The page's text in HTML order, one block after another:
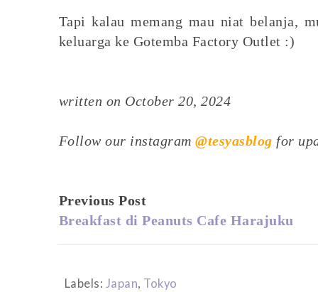
Tapi kalau memang mau niat belanja,
keluarga ke Gotemba Factory Outlet :)
written on October 20, 2024
Follow our instagram@tesyasblog for
Previous Post
Breakfast di Peanuts Cafe Harajuku
Labels: Japan, Tokyo